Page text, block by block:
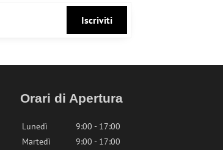
Iscriviti
Orari di Apertura
Lunedì
9:00 - 17:00
Martedì
9:00 - 17:00